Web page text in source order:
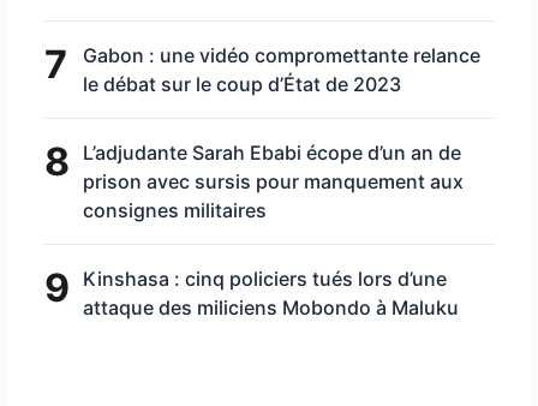
7
Gabon : une vidéo compromettante relance
le débat sur le coup d’État de 2023
8
L’adjudante Sarah Ebabi écope d’un an de
prison avec sursis pour manquement aux
consignes militaires
9
Kinshasa : cinq policiers tués lors d’une
attaque des miliciens Mobondo à Maluku